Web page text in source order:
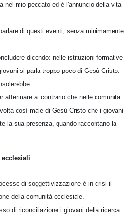
nel mio peccato ed è l'annuncio della vita
di questi eventi, senza minimamente
dicendo: nelle istituzioni formative
si parla troppo poco di Gesù Cristo.
affermare al contrario che nelle comunità
così male di Gesù Cristo che i giovani
la sua presenza, quando raccontano la
di soggettivizzazione è in crisi il
della comunità ecclesiale.
di riconciliazione i giovani della ricerca